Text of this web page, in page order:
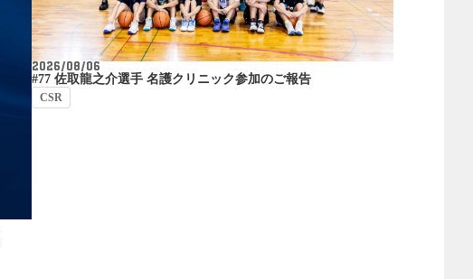
2026/08/06
#77 佐取龍之介選手 名護クリニック参加のご報告
CSR